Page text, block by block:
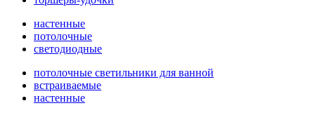
настенные
потолочные
светодиодные
потолочные светильники для ванной
встраиваемые
настенные